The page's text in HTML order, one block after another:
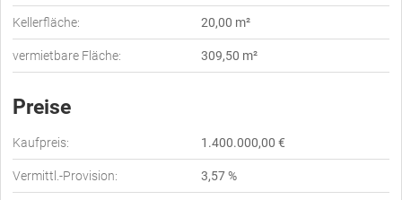
Kellerfläche: 20,00 m²
vermietbare Fläche: 309,50 m²
Preise
Kaufpreis: 1.400.000,00 €
Vermittl.-Provision: 3,57 %